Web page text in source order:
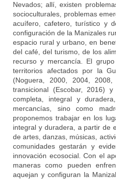
Nevados; allí, existen
socioculturales, problemas
acuífero, cafetero, turístico y
configuración de la Manizales
espacio rural y urbano, en
del café, del turismo, de los
recurso y mercancía. El
territorios afectados por la
(Noguera, 2000, 2004,
transicional (Escobar, 2016)
completa, integral y
mercancías, sino como
proponemos trabajar en los
integral y duradera, a partir de
de artes, danzas, músicas,
comunidades gestarán y
innovación ecosocial. Con el
maneras como pueden
aquejan y configuran la